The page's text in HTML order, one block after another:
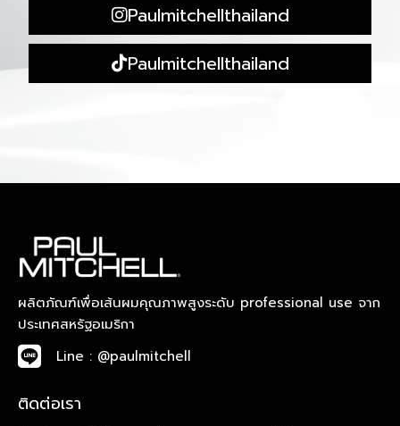
Paulmitchellthailand
Paulmitchellthailand
ผลิตภัณฑ์เพื่อเส้นผมคุณภาพสูงระดับ professional use จาก
ประเทศสหรัฐอเมริกา
Line : @paulmitchell
ติดต่อเรา